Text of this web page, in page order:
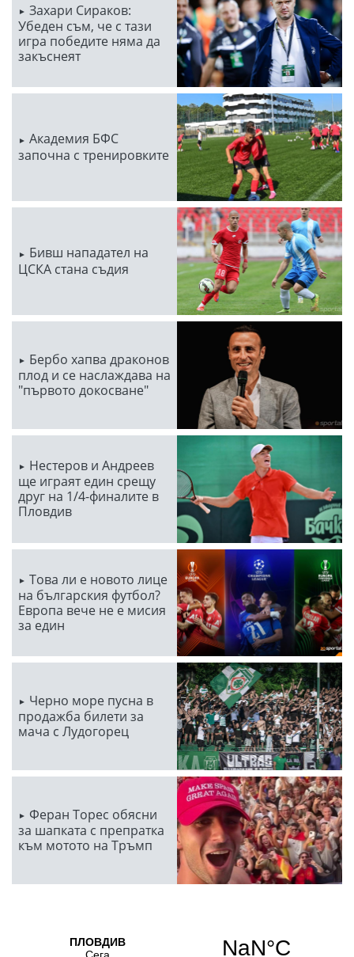
Захари Сираков:
Убеден съм, че с тази
игра победите няма да
закъснеят
Академия БФС
започна с тренировките
Бивш нападател на
ЦСКА стана съдия
Бербо хапва драконов
плод и се наслаждава на
"първото докосване"
Нестеров и Андреев
ще играят един срещу
друг на 1/4-финалите в
Пловдив
Това ли е новото лице
на българския футбол?
Европа вече не е мисия
за един
Черно море пусна в
продажба билети за
мача с Лудогорец
Феран Торес обясни
за шапката с препратка
към мотото на Тръмп